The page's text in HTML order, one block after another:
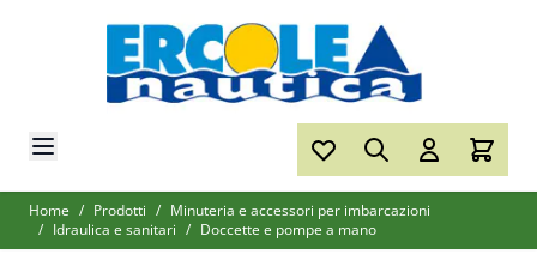
Home / Prodotti / Minuteria e accessori per imbarcazioni
/ Idraulica e sanitari / Doccette e pompe a mano